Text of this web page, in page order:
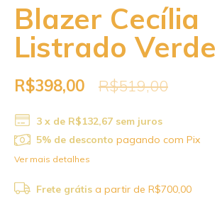
Blazer Cecília
Listrado Verde
R$398,00 R$519,00
3 x de R$132,67 sem juros
5% de desconto pagando com Pix
Ver mais detalhes
Frete grátisa partir deR$700,00